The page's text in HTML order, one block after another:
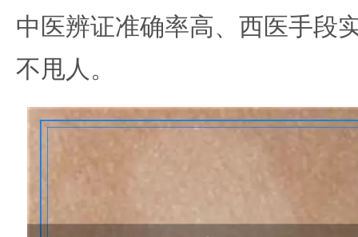
中医辨证准确率高、西医手段
不甩人。